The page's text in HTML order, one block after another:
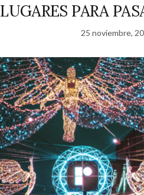
LUGARES PARA
25 noviembre,